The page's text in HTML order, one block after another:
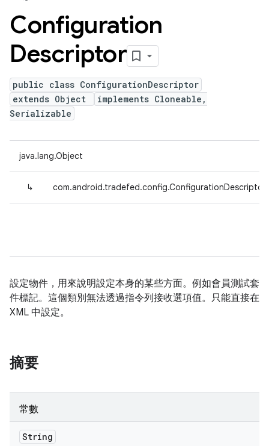
Configuration
Descriptor
public class ConfigurationDescriptor
extends Object
implements Cloneable,
Serializable
java.lang.Object
↳ com.android.tradefed.config.ConfigurationDescriptor
設定物件，用來說明設定本身的某些方面。例如會員測試套
件標記。這個類別無法透過指令列接收選項值。只能直接在
XML 中設定。
摘要
常數
String